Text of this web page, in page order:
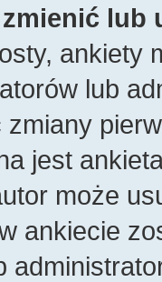
lub
ankiety
lub
zmiany
jest
może
ankiecie